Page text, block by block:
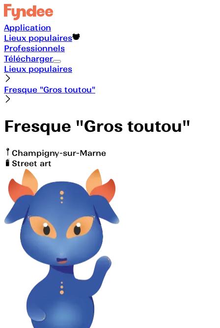
Application
Lieux populaires
Professionnels
Télécharger
Lieux populaires
Fresque "Gros toutou"
Fresque "Gros toutou"
Champigny-sur-Marne
Street art